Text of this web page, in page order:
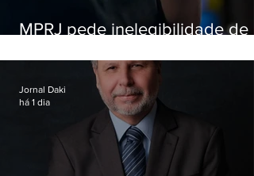
MPRJ pede inelegibilidade de
Jornal Daki
há 1 dia